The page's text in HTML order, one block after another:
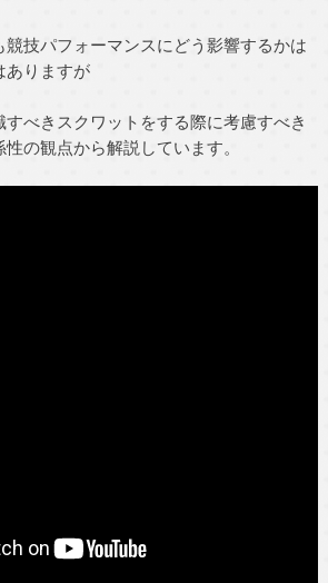
競技パフォーマンスにどう影響するかは
ありますが
べきスクワットをする際に考慮すべき
の観点から解説しています。